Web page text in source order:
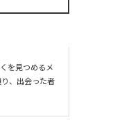
を見つめるメ
り、出会った者